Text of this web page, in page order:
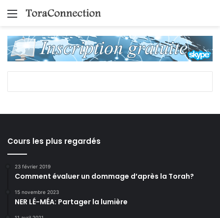
Menu
Cours les plus regardés
23 février 2019
Comment évaluer un dommage d’après la Torah?
15 novembre 2023
NER LÉ-MÉA: Partager la lumière